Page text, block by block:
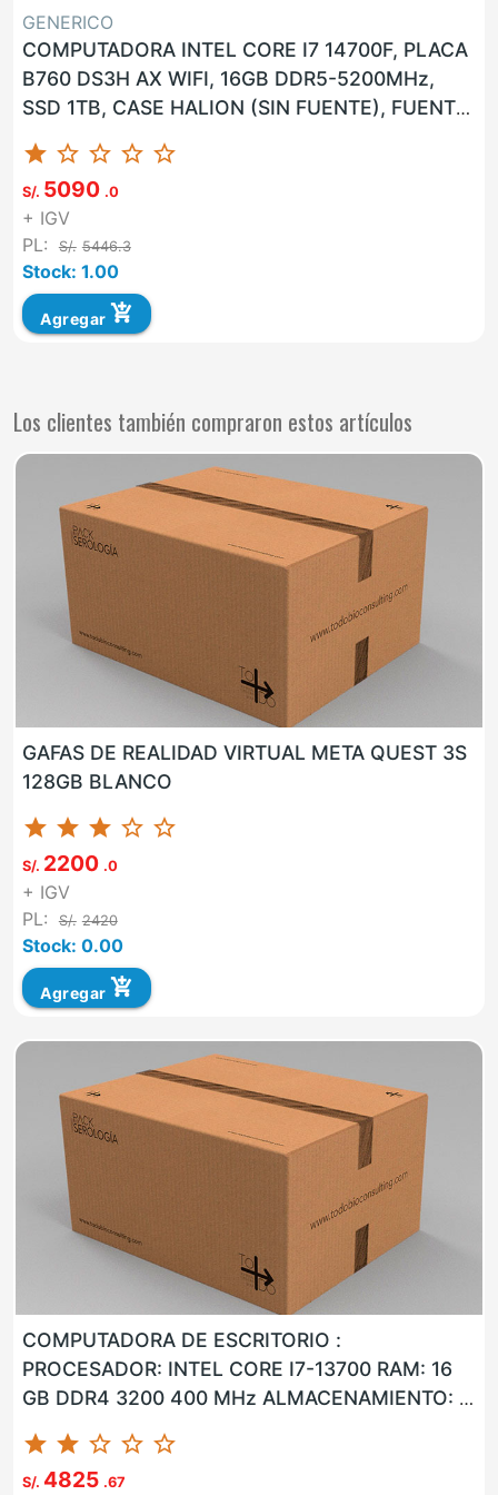
GENERICO
COMPUTADORA INTEL CORE I7 14700F, PLACA
B760 DS3H AX WIFI, 16GB DDR5-5200MHz,
SSD 1TB, CASE HALION (SIN FUENTE), FUENTE
600W 80PLUS BRONCE, GPU NVIDIA...
star star_border star_border star_border star_border
S/. 5090 .0
+ IGV
PL:
S/. 5446.3
Stock: 1.00
Agregar add_shopping_cart
Los clientes también compraron estos artículos
GAFAS DE REALIDAD VIRTUAL META QUEST 3S
128GB BLANCO
star star star star_border star_border
S/. 2200 .0
+ IGV
PL:
S/. 2420
Stock: 0.00
Agregar add_shopping_cart
COMPUTADORA DE ESCRITORIO :
PROCESADOR: INTEL CORE I7-13700 RAM: 16
GB DDR4 3200 400 MHz ALMACENAMIENTO: 1
TB M.2 SSD NVMe LAN: SI WLAN: SI USB: SI
VG...
star star star_border star_border star_border
S/. 4825 .67